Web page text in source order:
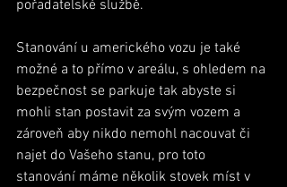
pořadatelské službě.
Stanování u amerického vozu je také
možné a to přímo v areálu, s ohledem na
bezpečnost se parkuje tak abyste si
mohli stan postavit za svým vozem a
zároveň aby nikdo nemohl nacouvat či
najet do Vašeho stanu, pro toto
stanování máme několik stovek míst v